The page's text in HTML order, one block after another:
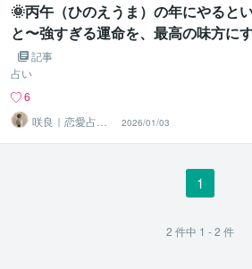
🌞丙午（ひのえうま）の年にやると
と〜強すぎる運命を、最高の味方に
ごし方〜
記事
占い
6
咲良｜恋愛占い
心導師
2026/01/03
1
2 件中 1 - 2 件